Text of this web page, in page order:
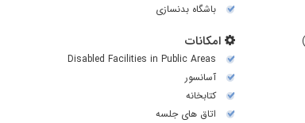
باشگاه بدنسازی
امکانات
Disabled Facilities in Public Areas
آسانسور
کتابخانه
اتاق های جلسه